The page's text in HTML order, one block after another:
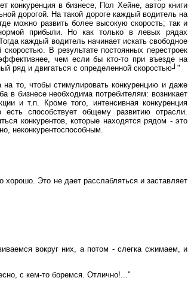
конкуренция в бизнесе, Пол Хейне, автор книги
дорогой. На такой дороге каждый водитель на
можно развить более высокую скорость; так и
прибыли. Но как только в левых рядах
каждый водитель начинает искать свободное
В результате постоянных перестроек
чем если бы кто-то при въезде на
ряд и двигаться с определенной скоростью┘"
на то, чтобы стимулировать конкуренцию и даже
в бизнесе необходима потребителям: возникает
и т.п. Кроме того, интенсивная конкуренция
способствует общему развитию отрасли.
конкурентов, которые находятся рядом - это
неконкурентоспособным.
Это не дает расслабляться и заставляет
вокруг них, а потом - слегка сжимаем, и
с кем-то боремся. Отлично!..."